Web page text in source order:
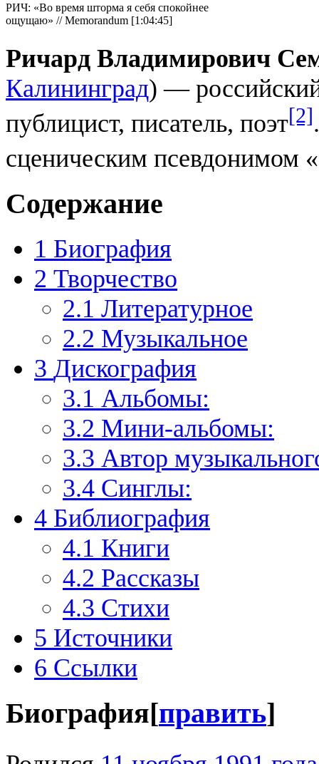
РИЧ: «Во время шторма я себя спокойнее
ощущаю» // Memorandum [1:04:45]
Ричард Владимирович
Калининград) —
публицист, писатель, поэт[2]
сценическим псевдонимом
Содержание
1 Биография
2 Творчество
2.1 Литературное
2.2 Музыкальное
3 Дискография
3.1 Альбомы:
3.2 Мини-альбомы:
3.3 Автор
3.4 Синглы:
4 Библиография
4.1 Книги
4.2 Рассказы
4.3 Стихи
5 Источники
6 Ссылки
Биография[править]